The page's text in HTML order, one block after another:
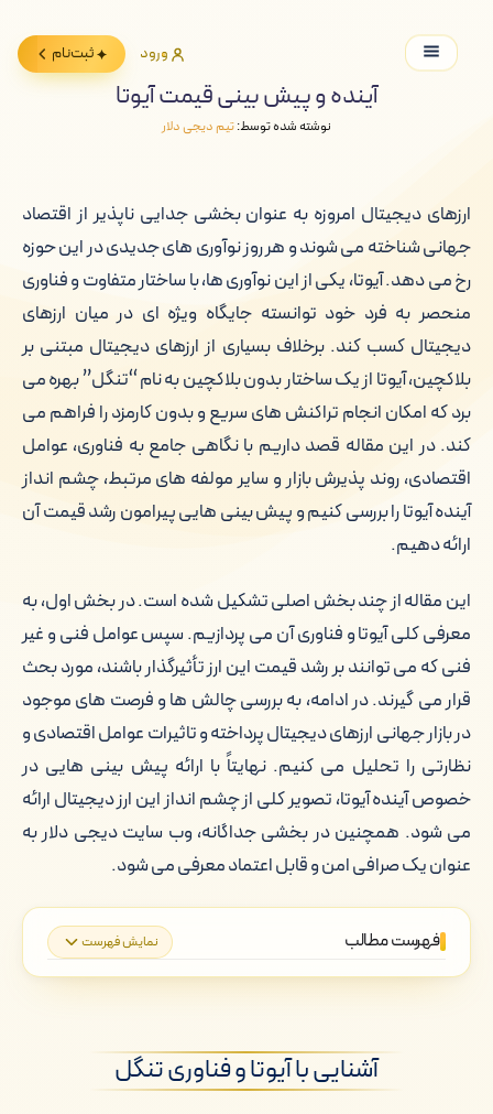
ورود ثبت‌نام
آینده و پیش بینی قیمت آیوتا
نوشته شده توسط:تیم دیجی دلار
ارزهای دیجیتال امروزه به عنوان بخشی جدایی ناپذیر از اقتصاد
جهانی شناخته می شوند و هر روز نوآوری های جدیدی در این حوزه
رخ می دهد. آیوتا، یکی از این نوآوری ها، با ساختار متفاوت و فناوری
منحصر به فرد خود توانسته جایگاه ویژه ای در میان ارزهای
دیجیتال کسب کند. برخلاف بسیاری از ارزهای دیجیتال مبتنی بر
بلاکچین، آیوتا از یک ساختار بدون بلاکچین به نام “تنگل” بهره می
برد که امکان انجام تراکنش های سریع و بدون کارمزد را فراهم می
کند. در این مقاله قصد داریم با نگاهی جامع به فناوری، عوامل
اقتصادی، روند پذیرش بازار و سایر مولفه های مرتبط، چشم انداز
آینده آیوتا را بررسی کنیم و پیش بینی هایی پیرامون رشد قیمت آن
ارائه دهیم.
این مقاله از چند بخش اصلی تشکیل شده است. در بخش اول، به
معرفی کلی آیوتا و فناوری آن می پردازیم. سپس عوامل فنی و غیر
فنی که می توانند بر رشد قیمت این ارز تأثیرگذار باشند، مورد بحث
قرار می گیرند. در ادامه، به بررسی چالش ها و فرصت های موجود
در بازار جهانی ارزهای دیجیتال پرداخته و تاثیرات عوامل اقتصادی و
نظارتی را تحلیل می کنیم. نهایتاً با ارائه پیش بینی هایی در
خصوص آینده آیوتا، تصویر کلی از چشم انداز این ارز دیجیتال ارائه
می شود. همچنین در بخشی جداگانه، وب سایت دیجی دلار به
عنوان یک صرافی امن و قابل اعتماد معرفی می شود.
فهرست مطالب نمایش فهرست
آشنایی با آیوتا و فناوری تنگل
تحلیل آینده آیوتا و پیش بینی قیمت
آشنایی با آیوتا و فناوری تنگل